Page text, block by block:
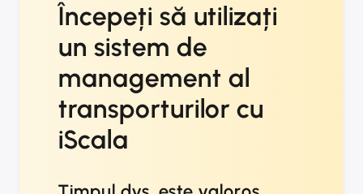
Începeți să utilizați
un sistem de
management al
transporturilor cu
iScala